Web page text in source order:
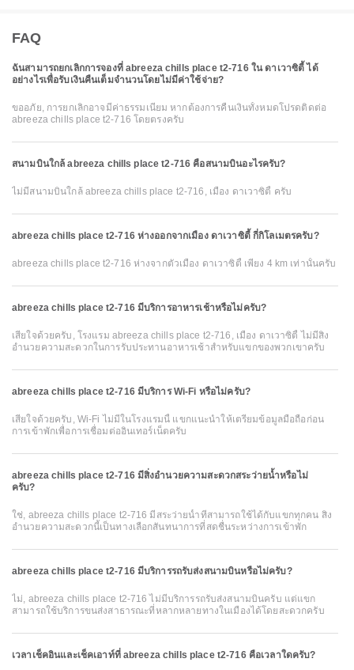
FAQ
ฉันสามารถยกเลิกการจองที่ abreeza chills place t2-716 ใน ดาเวาซิตี้ ได้
อย่างไรเพื่อรับเงินคืนเต็มจำนวนโดยไม่มีค่าใช้จ่าย?
ขออภัย, การยกเลิกอาจมีค่าธรรมเนียม หากต้องการคืนเงินทั้งหมดโปรดติดต่อ
abreeza chills place t2-716 โดยตรงครับ
สนามบินใกล้ abreeza chills place t2-716 คือสนามบินอะไรครับ?
ไม่มีสนามบินใกล้ abreeza chills place t2-716, เมือง ดาเวาซิตี้ ครับ
abreeza chills place t2-716 ห่างออกจากเมือง ดาเวาซิตี้ กี่กิโลเมตรครับ?
abreeza chills place t2-716 ห่างจากตัวเมือง ดาเวาซิตี้ เพียง 4 km เท่านั้นครับ
abreeza chills place t2-716 มีบริการอาหารเช้าหรือไม่ครับ?
เสียใจด้วยครับ, โรงแรม abreeza chills place t2-716, เมือง ดาเวาซิตี้ ไม่มีสิ่ง
อำนวยความสะดวกในการรับประทานอาหารเช้าสำหรับแขกของพวกเขาครับ
abreeza chills place t2-716 มีบริการ Wi-Fi หรือไม่ครับ?
เสียใจด้วยครับ, Wi-Fi ไม่มีในโรงแรมนี้ แขกแนะนำให้เตรียมข้อมูลมือถือก่อน
การเข้าพักเพื่อการเชื่อมต่ออินเทอร์เน็ตครับ
abreeza chills place t2-716 มีสิ่งอำนวยความสะดวกสระว่ายน้ำหรือไม่
ครับ?
ใช่, abreeza chills place t2-716 มีสระว่ายน้ำที่สามารถใช้ได้กับแขกทุกคน สิ่ง
อำนวยความสะดวกนี้เป็นทางเลือกสันทนาการที่สดชื่นระหว่างการเข้าพัก
abreeza chills place t2-716 มีบริการรถรับส่งสนามบินหรือไม่ครับ?
ไม่, abreeza chills place t2-716 ไม่มีบริการรถรับส่งสนามบินครับ แต่แขก
สามารถใช้บริการขนส่งสาธารณะที่หลากหลายทางในเมืองได้โดยสะดวกครับ
เวลาเช็คอินและเช็คเอาท์ที่ abreeza chills place t2-716 คือเวลาใดครับ?